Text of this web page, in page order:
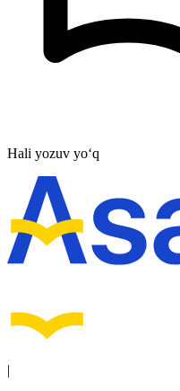
Hali yozuv yo‘q
|